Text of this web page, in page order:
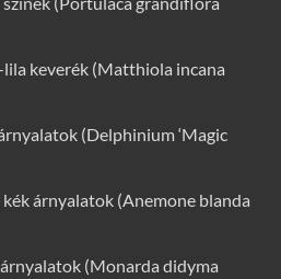
keverék (Matthiola incana
(Delphinium ‘Magic
árnyalatok (Anemone blanda
(Monarda didyma